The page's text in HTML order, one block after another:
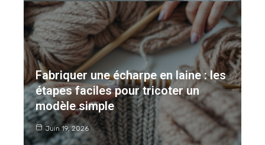
Fabriquer une écharpe en laine : les
étapes faciles pour tricoter un
modèle simple
Juin 19, 2026